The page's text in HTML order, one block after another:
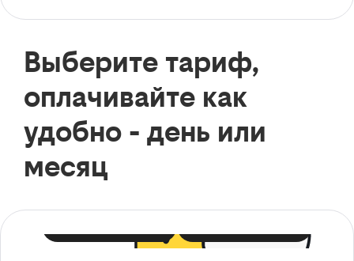
Выберите тариф,
оплачивайте как
удобно - день или
месяц